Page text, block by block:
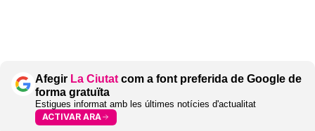
Afegir La Ciutat com a font preferida de Google de
forma gratuïta
Estigues informat amb les últimes notícies d'actualitat
ACTIVAR ARA